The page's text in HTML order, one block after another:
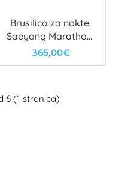
Brusilica za nokte
Saeyang Marathon
mini white
365,00€
6 (1 stranica)